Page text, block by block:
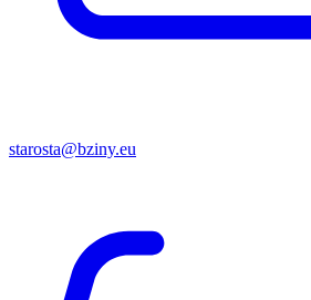
starosta@bziny.eu